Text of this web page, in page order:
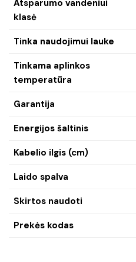
Atsparumo vandeniui
klasė
Tinka naudojimui lauke
Tinkama aplinkos
temperatūra
Garantija
Energijos šaltinis
Kabelio ilgis (cm)
Laido spalva
Skirtos naudoti
Prekės kodas